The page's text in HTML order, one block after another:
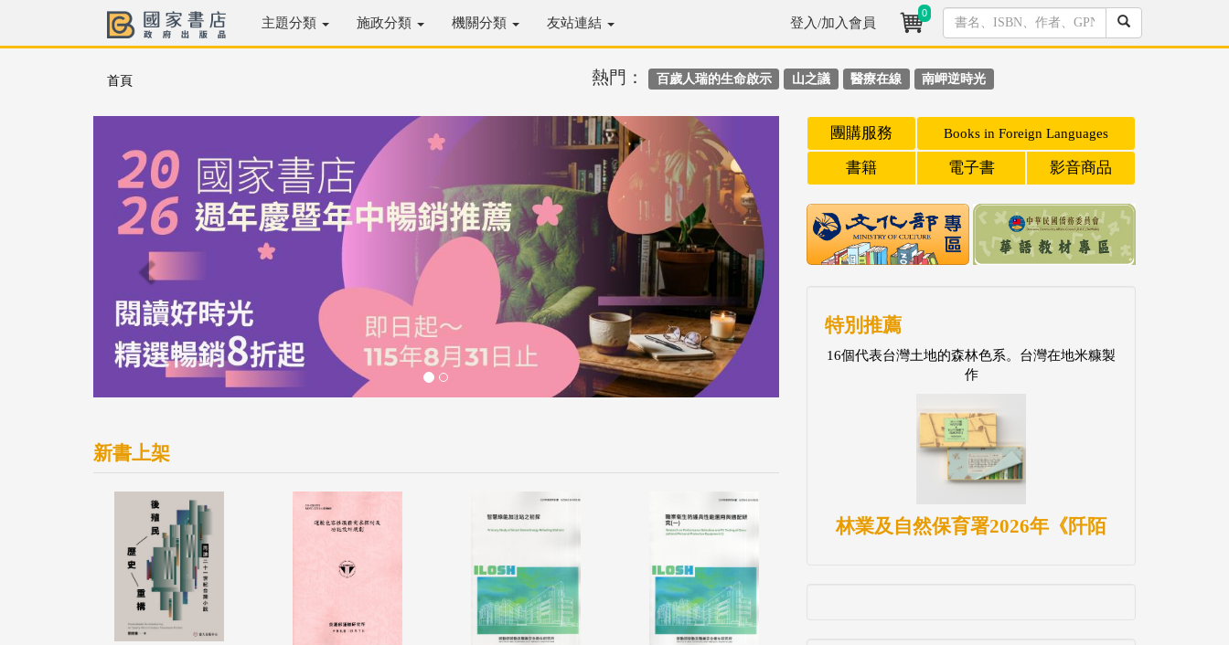
主題分類 施政分類 機關分類 友站連結 登入/加入會員
0
首頁 熱門： 百歲人瑞的生命啟示 山之議 醫療在線 南岬逆時光
新書上架
團購服務 Books in Foreign Languages
書籍 電子書 影音商品
特別推薦
16個代表台灣土地的森林色系。台灣在地米糠製
作
林業及自然保育署2026年《阡陌